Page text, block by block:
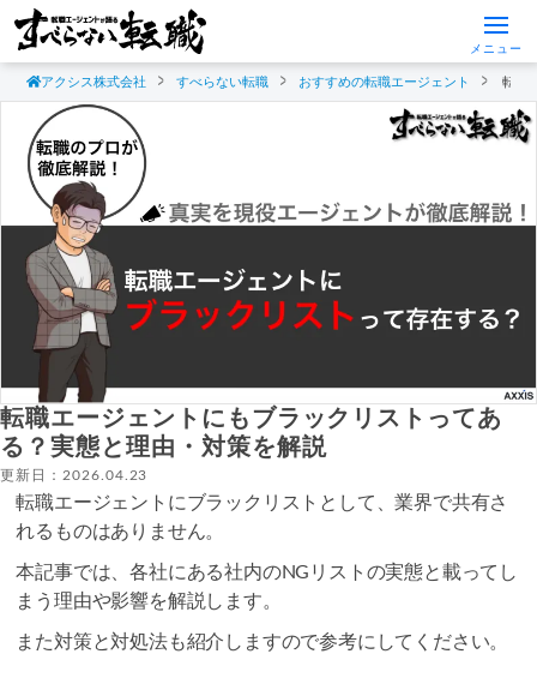
メニュー
アクシス株式会社 すべらない転職 おすすめの転職エージェント 転職
転職エージェントにもブラックリストってあ
る？実態と理由・対策を解説
更新日：2026.04.23
転職エージェントにブラックリストとして、業界で共有さ
れるものはありません。
本記事では、各社にある社内のNGリストの実態と載ってし
まう理由や影響を解説します。
また対策と対処法も紹介しますので参考にしてください。